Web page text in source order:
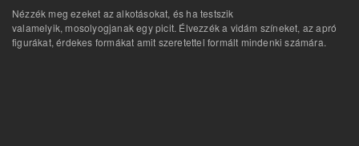
Nézzék meg ezeket az alkotásokat, és ha testszik
valamelyik, mosolyogjanak egy picit. Élvezzék a vidám színeket, az apró
figurákat, érdekes formákat amit szeretettel formált mindenki számára.